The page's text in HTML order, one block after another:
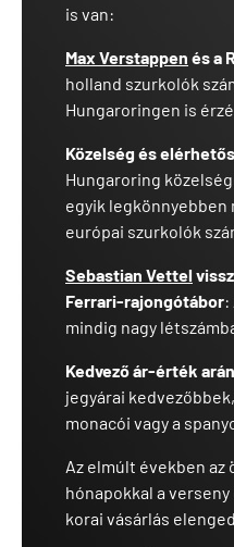
is van:
Max Verstappen és a
holland szurkolók
Hungaroringen is
Közelség és
Hungaroring
egyik legkönnyebben
európai szurkolók
Sebastian Vettel
Ferrari-rajongótábor:
mindig nagy
Kedvező ár-érték
jegyárai
monacói vagy a
Az elmúlt években az
hónapokkal a
korai vásárlás